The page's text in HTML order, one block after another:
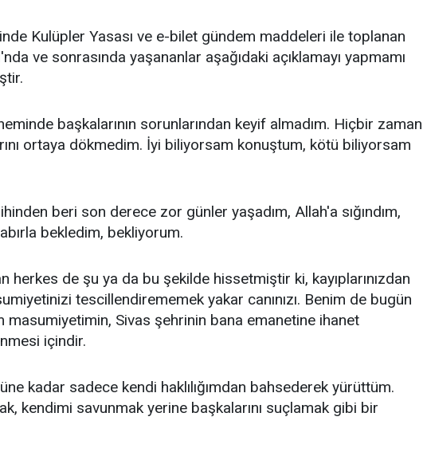
Kulüpler Yasası ve e-bilet gündem maddeleri ile toplanan
ve sonrasında yaşananlar aşağıdaki açıklamayı yapmamı
başkalarının sorunlarından keyif almadım. Hiçbir zaman
ortaya dökmedim. İyi biliyorsam konuştum, kötü biliyorsam
beri son derece zor günler yaşadım, Allah'a sığındım,
bekledim, bekliyorum.
herkes de şu ya da bu şekilde hissetmiştir ki, kayıplarınızdan
tescillendirememek yakar canınızı. Benim de bugün
masumiyetimin, Sivas şehrinin bana emanetine ihanet
içindir.
kadar sadece kendi haklılığımdan bahsederek yürüttüm.
kendimi savunmak yerine başkalarını suçlamak gibi bir